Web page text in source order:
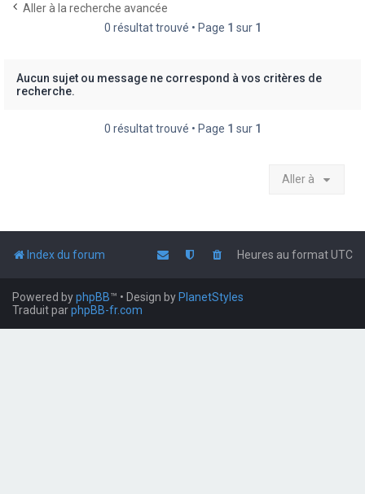
Aller à la recherche avancée
0 résultat trouvé • Page 1 sur 1
Aucun sujet ou message ne correspond à vos critères de
recherche.
0 résultat trouvé • Page 1 sur 1
Aller à
Index du forum Heures au formatUTC
Powered byphpBB™ • Design by PlanetStyles
Traduit parphpBB-fr.com